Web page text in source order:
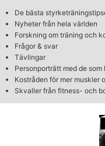
De bästa
Nyheter från hela världen
Forskning om träning och
Frågor & svar
Tävlingar
Personporträtt med de
Kostråden för mer muskler
Skvaller från fitness- och